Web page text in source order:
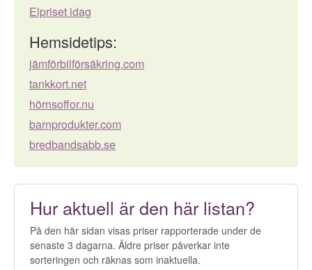
Elpriset idag
Hemsidetips:
jämförbilförsäkring.com
tankkort.net
hörnsoffor.nu
barnprodukter.com
bredbandsabb.se
Hur aktuell är den här listan?
På den här sidan visas priser rapporterade under de
senaste 3 dagarna. Äldre priser påverkar inte
sorteringen och räknas som inaktuella.